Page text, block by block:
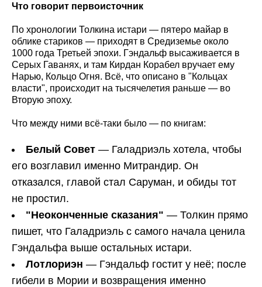
Что говорит первоисточник
По хронологии Толкина истари — пятеро майар в
облике стариков — приходят в Средиземье около
1000 года Третьей эпохи. Гэндальф высаживается в
Серых Гаванях, и там Кирдан Корабел вручает ему
Нарью, Кольцо Огня. Всё, что описано в "Кольцах
власти", происходит на тысячелетия раньше — во
Вторую эпоху.
Что между ними всё-таки было — по книгам:
Белый Совет — Галадриэль хотела, чтобы
его возглавил именно Митрандир. Он
отказался, главой стал Саруман, и обиды тот
не простил.
"Неоконченные сказания" — Толкин прямо
пишет, что Галадриэль с самого начала ценила
Гэндальфа выше остальных истари.
Лотлориэн — Гэндальф гостит у неё; после
гибели в Мории и возвращения именно